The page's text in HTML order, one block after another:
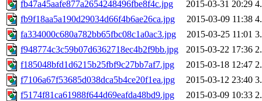
fb47a45aafe877a2654248496fbe8f4c.jpg
2015-03-31 20:29
fb9f18aa5a190d29034d66f4b6ae26ca.jpg
2015-03-09 11:38
fa334000c680a782bb65fbc08c1a0ac3.jpg
2015-03-25 11:01
f948774c3c59b07d6362718ec4b2f9bb.jpg
2015-03-22 17:36
f185048bfd1d6215b25fbf9c27bb7af7.jpg
2015-03-18 12:47
f7106a67f53685d038dca5b4ce20f1ea.jpg
2015-03-12 23:40
f5174f81ca61988f644d69eafda48bd9.jpg
2015-03-09 10:33